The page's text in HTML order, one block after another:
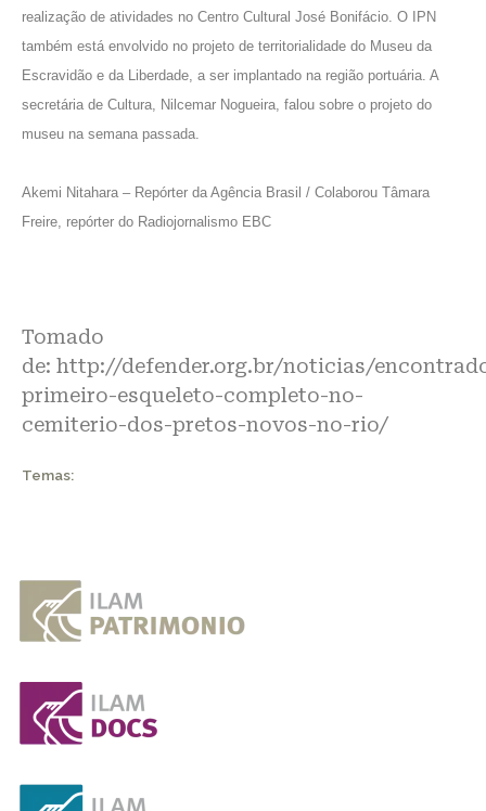
realização de atividades no Centro Cultural José Bonifácio. O IPN
também está envolvido no projeto de territorialidade do Museu da
Escravidão e da Liberdade, a ser implantado na região portuária. A
secretária de Cultura, Nilcemar Nogueira, falou sobre o projeto do
museu na semana passada.
Akemi Nitahara – Repórter da Agência Brasil / Colaborou Tâmara
Freire, repórter do Radiojornalismo EBC
Tomado
de: http://defender.org.br/noticias/
primeiro-esqueleto-completo-no-
cemiterio-dos-pretos-novos-no-rio/
Temas: